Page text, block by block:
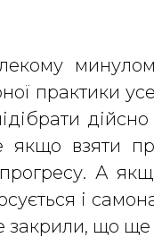
практики
взяти
А
і
закрили, що